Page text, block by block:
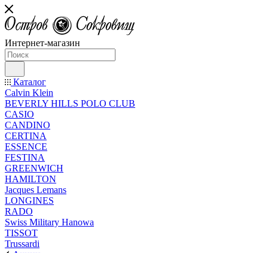
Интернет-магазин
Каталог
Calvin Klein
BEVERLY HILLS POLO CLUB
CASIO
CANDINO
CERTINA
ESSENCE
FESTINA
GREENWICH
HAMILTON
Jacques Lemans
LONGINES
RADO
Swiss Military Hanowa
TISSOT
Trussardi